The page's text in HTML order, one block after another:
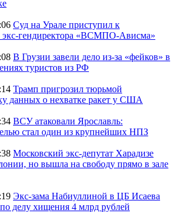
Суд на Урале приступил к
экс-гендиректора «ВСМПО-Ависма»
В Грузии завели дело из-за «фейков» в
туристов из РФ
Трамп пригрозил тюрьмой
данных о нехватке ракет у США
ВСУ атаковали Ярославль:
стал один из крупнейших НПЗ
Московский экс-депутат Харадизе
но вышла на свободу прямо в зале
Экс-зама Набиуллиной в ЦБ Исаева
делу хищения 4 млрд рублей